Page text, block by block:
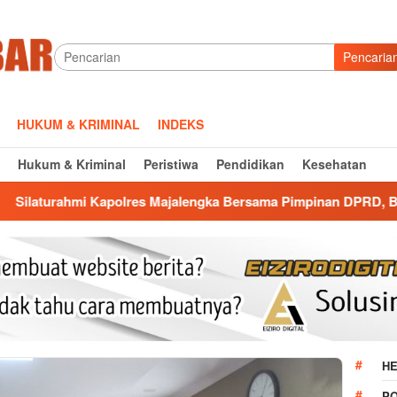
HUKUM & KRIMINAL INDEKS
Hukum & Kriminal Peristiwa Pendidikan Kesehatan
Majalengka Bersama Pimpinan DPRD, Bangun Kolaborasi